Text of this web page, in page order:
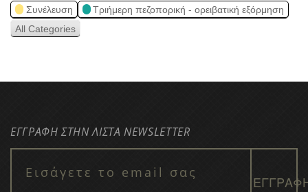
Συνέλευση
Τριήμερη πεζοπορική - ορειβατική εξόρμηση
All Categories
ΕΓΓΡΑΦΗ ΣΤΗΝ ΛΙΣΤΑ NEWSLETTER